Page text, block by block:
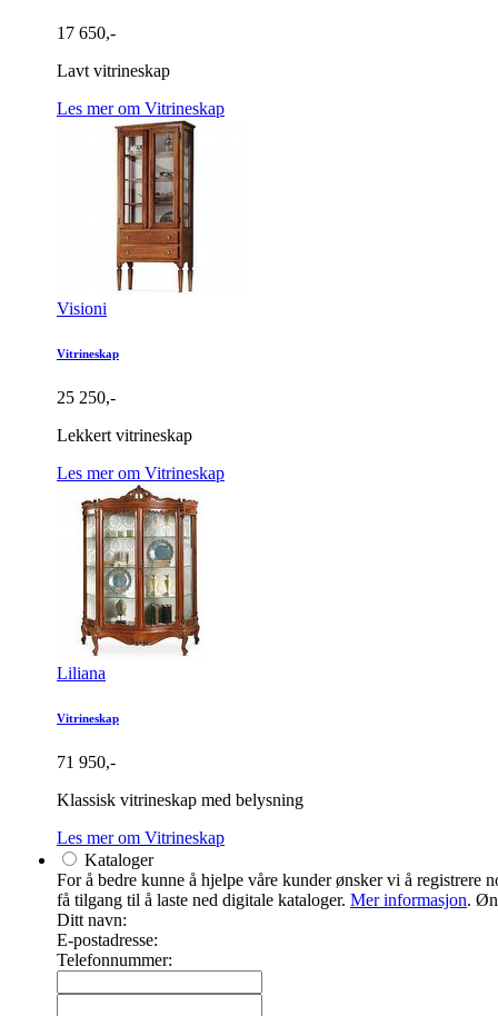
17 650,-
Lavt vitrineskap
Les mer om Vitrineskap
Visioni
Vitrineskap
25 250,-
Lekkert vitrineskap
Les mer om Vitrineskap
Liliana
Vitrineskap
71 950,-
Klassisk vitrineskap med belysning
Les mer om Vitrineskap
Kataloger
For å bedre kunne å hjelpe våre kunder ønsker vi å
få tilgang til å laste ned digitale kataloger. Mer informasjon.
Ditt navn:
E-postadresse:
Telefonnummer: